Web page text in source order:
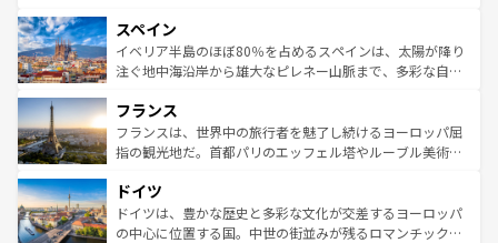
ろん、トスカーナの美しい田園風景やアマルフィ海岸の絶
景など、自然景観も見逃せない。観光の合間には、本場の
ピザやパスタなど、絶品のイタリア料理を堪能することも
ませてくれるイタリアで、忘れられない旅をしてみよう！
なお、新着のイタリア情報はコンテンツ一覧 を参照してほ
しい。
スペイン
イベリア半島のほぼ80％を占めるスペインは、太陽が降り
注ぐ地中海沿岸から雄大なピレネー山脈まで、多彩な自然
文化が根付くこの国では、情熱的なフラメンコ、熱気あふ
れる闘牛、そして美味しいタパスが生活の一部となってい
る。首都マドリードの洗練された雰囲気や、バルセロナの
の城塞都市、穏やかなビーチリゾートまで多彩な表情を見
せる。地方によって風土や気候が異なるスペインはその個
性で訪れる人を魅了する。 なお、新着のスペイン情報はコ
フランス
フランスは、世界中の旅行者を魅了し続けるヨーロッパ屈
指の観光地だ。首都パリのエッフェル塔やルーブル美術館
で、幅広い魅力が詰まっている。華麗な宮殿、歴史的な大
聖堂、美しいビーチ、そして豊かな自然が、訪れる者を心
から魅了する。また、フランスは美食の国としても知ら
ドイツ
ドイツは、豊かな歴史と多彩な文化が交差するヨーロッパ
の中心に位置する国。中世の街並みが残るロマンチック街